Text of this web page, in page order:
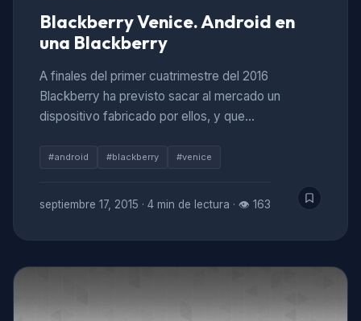
Blackberry Venice. Android en
una Blackberry
A finales del primer cuatrimestre del 2016
Blackberry ha previsto sacar al mercado un
dispositivo fabricado por ellos, y que…
#android #blackberry #venice
septiembre 17, 2015 · 4 min de lectura · 👁 163